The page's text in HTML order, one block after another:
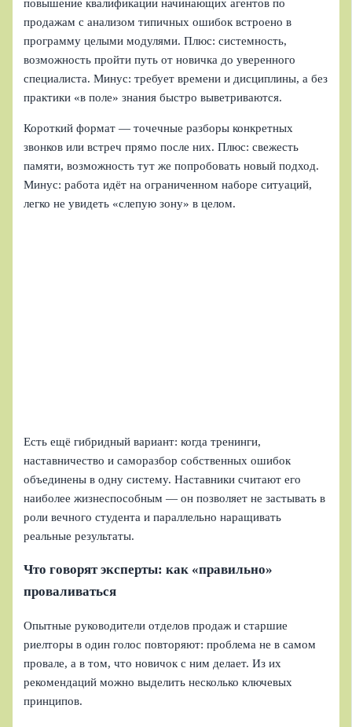
повышение квалификации начинающих агентов по
продажам с анализом типичных ошибок встроено в
программу целыми модулями. Плюс: системность,
возможность пройти путь от новичка до уверенного
специалиста. Минус: требует времени и дисциплины, а без
практики «в поле» знания быстро выветриваются.
Короткий формат — точечные разборы конкретных
звонков или встреч прямо после них. Плюс: свежесть
памяти, возможность тут же попробовать новый подход.
Минус: работа идёт на ограниченном наборе ситуаций,
легко не увидеть «слепую зону» в целом.
Есть ещё гибридный вариант: когда тренинги,
наставничество и саморазбор собственных ошибок
объединены в одну систему. Наставники считают его
наиболее жизнеспособным — он позволяет не застывать в
роли вечного студента и параллельно наращивать
реальные результаты.
Что говорят эксперты: как «правильно»
проваливаться
Опытные руководители отделов продаж и старшие
риелторы в один голос повторяют: проблема не в самом
провале, а в том, что новичок с ним делает. Из их
рекомендаций можно выделить несколько ключевых
принципов.